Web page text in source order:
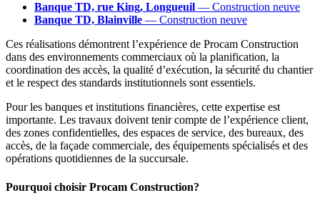
Banque TD, rue King, Longueuil — Construction neuve
Banque TD, Blainville — Construction neuve
Ces réalisations démontrent l’expérience de Procam Construction
dans des environnements commerciaux où la planification, la
coordination des accès, la qualité d’exécution, la sécurité du chantier
et le respect des standards institutionnels sont essentiels.
Pour les banques et institutions financières, cette expertise est
importante. Les travaux doivent tenir compte de l’expérience client,
des zones confidentielles, des espaces de service, des bureaux, des
accès, de la façade commerciale, des équipements spécialisés et des
opérations quotidiennes de la succursale.
Pourquoi choisir Procam Construction?